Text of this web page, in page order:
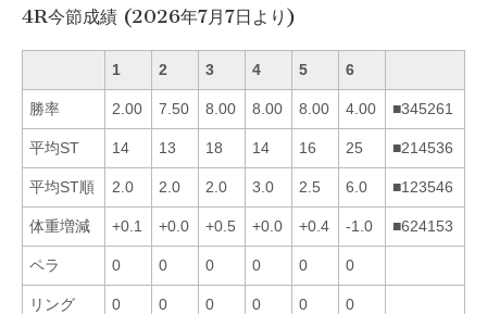
4R今節成績 (2026年7月7日より)
1 2 3 4 5 6
勝率 2.00 7.50 8.00 8.00 8.00 4.00 ■345261
平均ST 14 13 18 14 16 25 ■214536
平均ST順 2.0 2.0 2.0 3.0 2.5 6.0 ■123546
体重増減 +0.1 +0.0 +0.5 +0.0 +0.4 -1.0 ■624153
ペラ 0 0 0 0 0 0
リング 0 0 0 0 0 0